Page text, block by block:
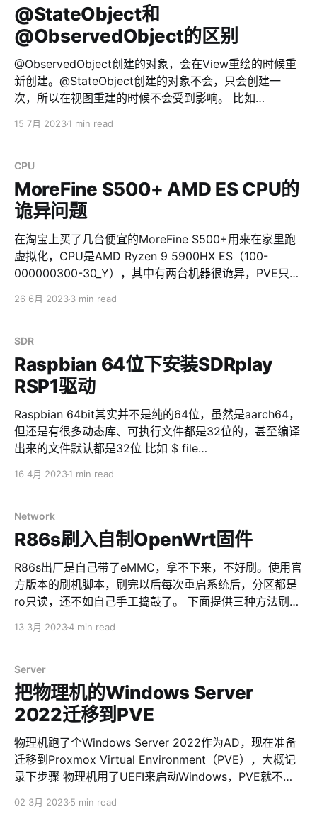
行的第一步操作。 简单来概括，EIN就相当于企业的身份
证，或者类似于中国企业的『统一社会信用代码』。但区
别在于，中国的企业注册完成后自动获得编号，但美国需
要自己申请。 所以，EIN这个东西是完全免费的。不管是
申请，还是持有。 但是吧，因为申请EIN的流程有点啰
嗦，并且在线申请的话，需要填写个人的SSN。如果通过
行。这就难倒了一大票人了。从而滋生出代理申请EIN这
公司敢收小一万块钱RMB的。 今天，不用999，也不用
99，9块9都不需要，我们来免费申请EIN。 英语不好？不
@StateObject和
@ObservedObject的区别
@ObservedObject创建的对象，会在View重绘的时候重
新创建。@StateObject创建的对象不会，只会创建一
次，所以在视图重建的时候不会受到影响。 比如
... @StateObject var downloader = Downloader()
downloader.progress.fractionCompleted)
.progressViewStyle(LinearProgressViewStyle())
Text("\(Int(downloader.progress.fractionCompleted *
100))%") Button(action: {
downloader.cancelDownload() isDownloading = false
}) { Text("Cancel") }
15 7月 20231 min read
CPU
MoreFine S500+ AMD ES CPU的
诡异问题
在淘宝上买了几台便宜的MoreFine S500+用来在家里跑
虚拟化，CPU是AMD Ryzen 9 5900HX ES（100-
000000300-30_Y），其中有两台机器很诡异，PVE只要
一点问题都没有。整个过程没有任何log，没有任何core
存后还是一样，重置BIOS也不能解决问题。 偶然的机
会，发现dmesg有error，系统不能开启TSC，并且每次重
启，报错的CPU核心都不一样 root@pve-2:~# dmesg |
grep -i -e tsc -e clocksource [ 0.000000] tsc: Fast
TSC calibration using PIT [ 0.000000] tsc: Detected
2894.
26 6月 20233 min read
SDR
Raspbian 64位下安装SDRplay
RSP1驱动
Raspbian 64bit其实并不是纯的64位，虽然是aarch64，
但还是有很多动态库、可执行文件都是32位的，甚至编译
出来的文件默认都是32位 比如 $ file
/usr/local/bin/SoapySDRUtil: ELF 32-bit LSB
dynamically linked, interpreter /lib/ld-linux-
armhf.so.3,
BuildID[sha1]=c5236a15f0708fb3213f4ceda6f8bcf2b
ec88659, for GNU/Linux 3.2.0, not stripped SDRplay
的官方提供了64位的API库，但默认安装后会有问题，虽
然文件存在，但会提示文件不存在 pi@pi:~ $ ls
16 4月 20231 min read
Network
R86s刷入自制OpenWrt固件
R86s出厂是自己带了eMMC，拿不下来，不好刷。使用官
方版本的刷机脚本，刷完以后每次重启系统后，分区都是
ro只读，还不如自己手工捣鼓了。 下面提供三种方法刷进
然后dd命令刷入区块。 创建启动用的TF（SD）卡 首先把
combined-efi.img镜像（ext4也可以，但意外关机后会产
生分区表损坏，需要手工fsck，不然分区也是ro只读，系
统不工作）用balenaEtcher写入到TF卡，然后给R86s接
入键盘，开机，猛按F7键，选择TF卡启动，进入到
OpenWrt界面。 清空原来的分区表 💡这里有个大坑，如
果eMMC上本身存在系统，会被OpenWrt默认加载，导致
报错进不了TF卡上的OpenWrt。需要在原本的eMMC上的
空。 接着，开始干掉系统原有分区表 fdisk
13 3月 20234 min read
Server
把物理机的Windows Server
2022迁移到PVE
物理机跑了个Windows Server 2022作为AD，现在准备
迁移到Proxmox Virtual Environment（PVE），大概记
录下步骤 物理机用了UEFI来启动Windows，PVE就不折
特殊处理。 迁移过程 1、PVE创建一个新的虚拟机（模板
02 3月 20235 min read